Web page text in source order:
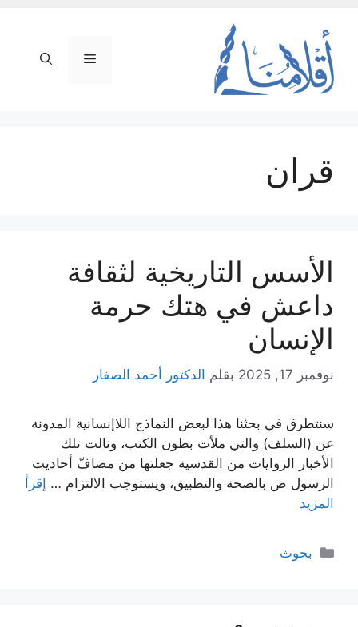
المحتوى
القائمة
قران
الأسس التاريخية لثقافة
داعش في هتك حرمة
الإنسان
نوفمبر 17, 2025 بقلم الدكتور أحمد الصفار
سنتطرق في بحثنا هذا لبعض النماذج اللاإنسانية المدونة
عن (السلف) والتي ملأت بطون الكتب، ونالت تلك
الأخبار الروايات من القدسية جعلتها من مصافّ أحاديث
الرسول ص بالصحة والتطبيق، ويستوجب الالتزام … إقرأ
المزيد
التصنيفات
بحوث